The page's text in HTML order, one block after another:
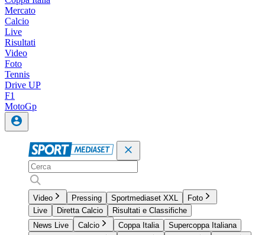
Mercato
Calcio
Live
Risultati
Video
Foto
Tennis
Drive UP
F1
MotoGp
Video Pressing Sportmediaset XXL
Foto
Live
Diretta Calcio
Risultati e Classifiche
News Live
Calcio Coppa Italia
Supercoppa Italiana